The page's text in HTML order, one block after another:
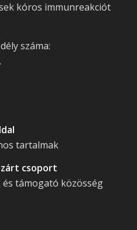
kóros immunreakciót
száma:
tartalmak
csoport
támogató közösség